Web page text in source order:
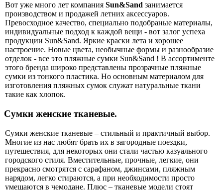
Вот уже много лет компания Sun&Sand занимается
производством и продажей летних аксессуаров.
Превосходное качество, специально подобраные материалы,
индивидуальные подход к каждой вещи - вот залог успеха
продукции Sun&Sand. Яркие краски лета и хорошее
настроение. Новые цвета, необычные формы и разнообразие
отделок - все это пляжные сумки Sun&Sand ! В ассортименте
этого бренда широко представлены прозрачные пляжные
сумки из тонкого пластика. Но основным материалом для
изготовления пляжных сумок служат натуральные ткани
такие как хлопок.
Сумки женские тканевые.
Сумки женские тканевые – стильный и практичный выбор.
Многие из нас любят брать их в загородные поездки,
путешествия, для некоторых они стали частью казуального
городского стиля. Вместительные, прочные, легкие, они
прекрасно смотрятся с сарафаном, джинсами, пляжным
нарядом, легко стираются, а при необходимости просто
умещаются в чемодане. Плюс – тканевые модели стоят